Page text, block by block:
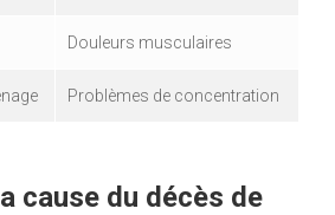
Douleurs musculaires
Problèmes de concentration
cause du décès de